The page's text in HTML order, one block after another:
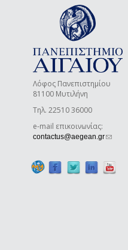
Λόφος Πανεπιστημίου
81100 Μυτιλήνη
Τηλ. 22510 36000
e-mail επικοινωνίας:
contactus@aegean.gr(link